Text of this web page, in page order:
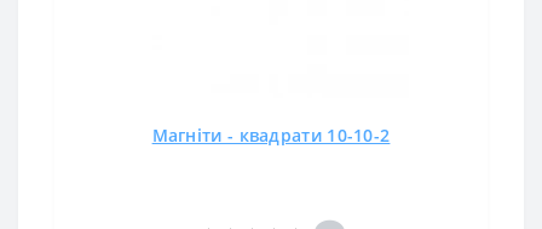
Магніти - квадрати 10-10-2